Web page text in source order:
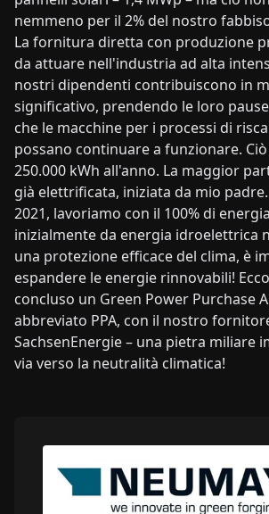
nemmeno per il 2% del nostro
La fornitura diretta con produzione
da attuare nell'industria ad alta
nostri dipendenti contribuiscono in
significativo, prendendo le loro
che le macchine per i processi di
possano continuare a funzionare.
250.000 kWh all'anno. La maggior
già elettrificata, iniziata da mio
2021, lavoriamo con il 100% di
inizialmente da energia idroelettrica
una protezione efficace del clima, è
espandere le energie rinnovabili!
concluso un Green Power Purchase
abbreviato PPA, con il nostro
SachsenEnergie – una pietra miliare
via verso la neutralità climatica!